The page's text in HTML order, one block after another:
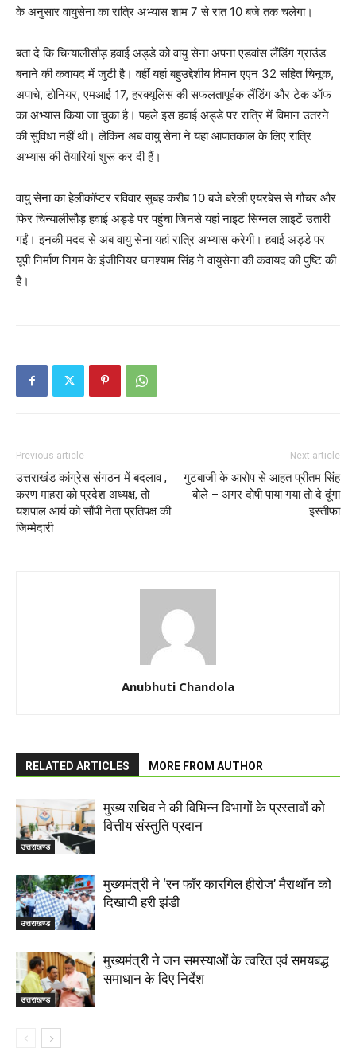
के अनुसार वायुसेना का रात्रि अभ्यास शाम 7 से रात 10 बजे तक चलेगा।
बता दे कि चिन्यालीसौड़ हवाई अड्डे को वायु सेना अपना एडवांस लैंडिंग ग्राउंड
बनाने की कवायद में जुटी है। वहीं यहां बहुउद्देशीय विमान एएन 32 सहित चिनूक,
अपाचे, डोनियर, एमआई 17, हरक्यूलिस की सफलतापूर्वक लैंडिंग और टेक ऑफ
का अभ्यास किया जा चुका है। पहले इस हवाई अड्डे पर रात्रि में विमान उतरने
की सुविधा नहीं थी। लेकिन अब वायु सेना ने यहां आपातकाल के लिए रात्रि
अभ्यास की तैयारियां शुरू कर दी हैं।
वायु सेना का हेलीकॉप्टर रविवार सुबह करीब 10 बजे बरेली एयरबेस से गौचर और
फिर चिन्यालीसौड़ हवाई अड्डे पर पहुंचा जिनसे यहां नाइट सिग्नल लाइटें उतारी
गईं। इनकी मदद से अब वायु सेना यहां रात्रि अभ्यास करेगी। हवाई अड्डे पर
यूपी निर्माण निगम के इंजीनियर घनश्याम सिंह ने वायुसेना की कवायद की पुष्टि की
है।
Previous article
उत्तराखंड कांग्रेस संगठन में बदलाव ,
करण माहरा को प्रदेश अध्यक्ष, तो
यशपाल आर्य को सौंपी नेता प्रतिपक्ष की
जिम्मेदारी
Next article
गुटबाजी के आरोप से आहत प्रीतम सिंह
बोले – अगर दोषी पाया गया तो दे दूंगा
इस्तीफा
Anubhuti Chandola
RELATED ARTICLES MORE FROM AUTHOR
उत्तराखण्ड
मुख्य सचिव ने की विभिन्न विभागों के प्रस्तावों को
वित्तीय संस्तुति प्रदान
उत्तराखण्ड
मुख्यमंत्री ने ‘रन फॉर कारगिल हीरोज’ मैराथॉन को
दिखायी हरी झंडी
उत्तराखण्ड
मुख्यमंत्री ने जन समस्याओं के त्वरित एवं समयबद्ध
समाधान के दिए निर्देश